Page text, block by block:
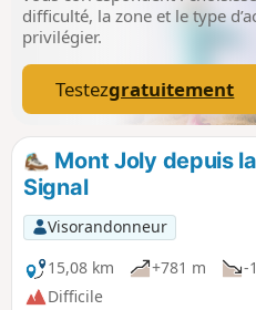
difficulté, la zone et le type
privilégier.
Testezgratuitement
Mont Joly depuis
Signal
Visorandonneur
15,08 km
+781 m -
Difficile